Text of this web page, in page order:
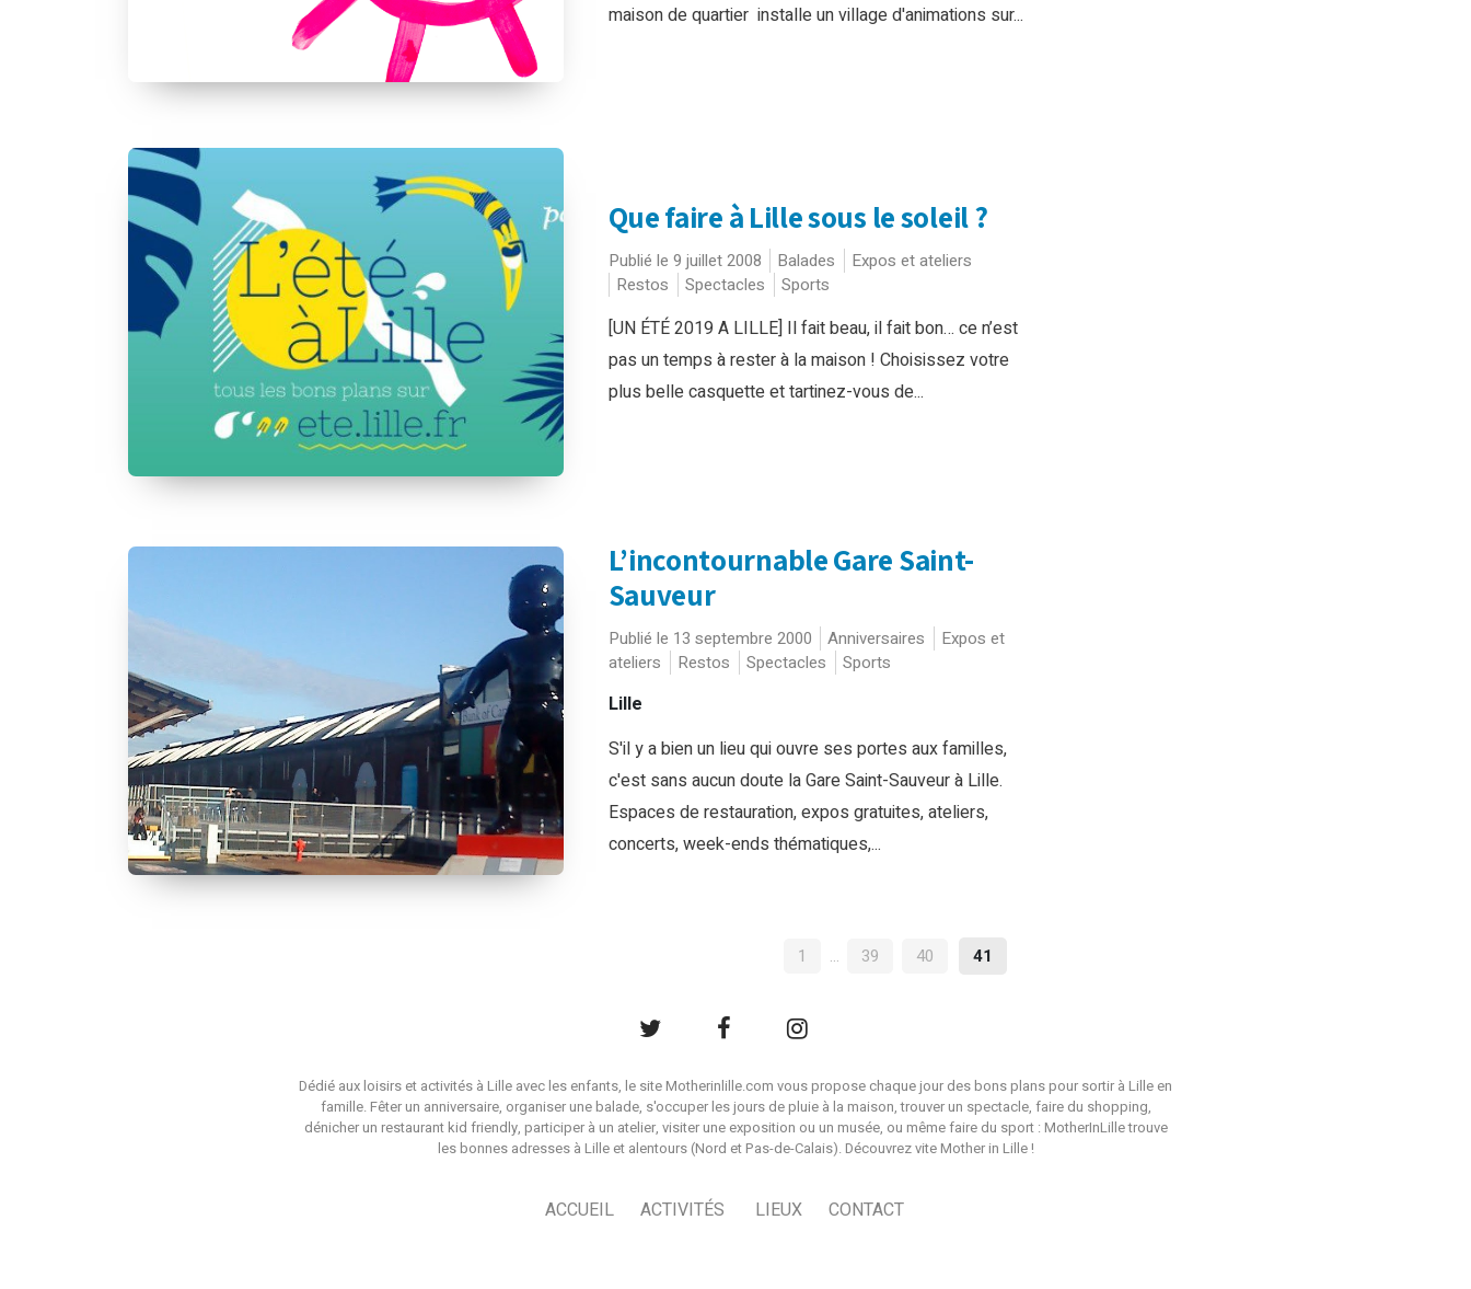
maison de quartier installe un village d'animations sur...
Que faire à Lille sous le soleil ?
Publié le 9 juillet 2008 Balades
Expos et ateliers
Restos
Spectacles Sports
[UN ÉTÉ 2019 A LILLE] Il fait beau, il fait bon… ce n’est
pas un temps à rester à la maison ! Choisissez votre
plus belle casquette et tartinez-vous de...
L’incontournable Gare Saint-
Sauveur
Publié le 13 septembre 2000 Anniversaires
Expos et
ateliers
Restos Spectacles Sports
Lille
S'il y a bien un lieu qui ouvre ses portes aux familles,
c'est sans aucun doute la Gare Saint-Sauveur à Lille.
Espaces de restauration, expos gratuites, ateliers,
concerts, week-ends thématiques,...
NAVIGATION
ARTICLES
1 … 39 40 41
Dédié aux loisirs et activités à Lille avec les enfants, le site Motherinlille.com vous propose chaque jour des bons plans pour sortir à Lille en
famille. Fêter un anniversaire, organiser une balade, s'occuper les jours de pluie à la maison, trouver un spectacle, faire du shopping,
dénicher un restaurant kid friendly, participer à un atelier, visiter une exposition ou un musée, ou même faire du sport : MotherInLille trouve
les bonnes adresses à Lille et alentours (Nord et Pas-de-Calais). Découvrez vite Mother in Lille !
ACCUEIL ACTIVITÉS LIEUX CONTACT